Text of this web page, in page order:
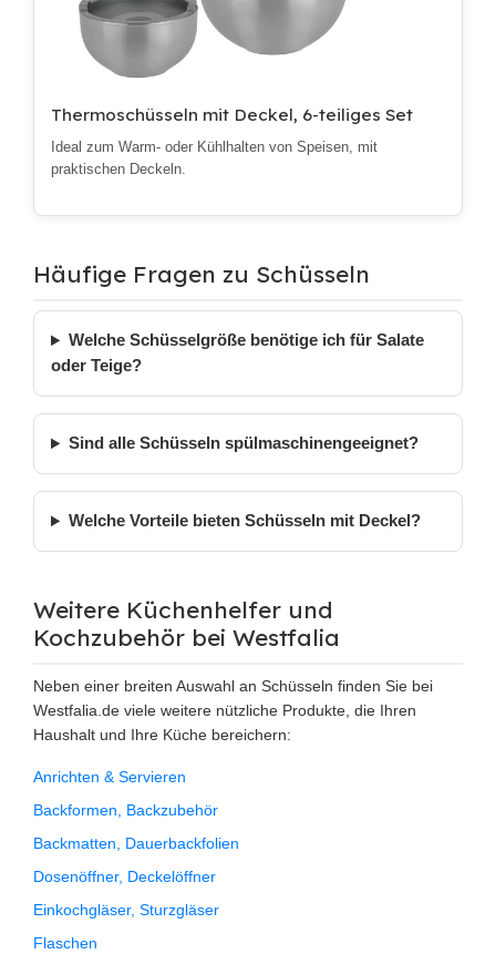
Thermoschüsseln mit Deckel, 6-teiliges Set
Ideal zum Warm- oder Kühlhalten von Speisen, mit
praktischen Deckeln.
Häufige Fragen zu Schüsseln
Welche Schüsselgröße benötige ich für Salate
oder Teige?
Sind alle Schüsseln spülmaschinengeeignet?
Welche Vorteile bieten Schüsseln mit Deckel?
Weitere Küchenhelfer und
Kochzubehör bei Westfalia
Neben einer breiten Auswahl an Schüsseln finden Sie bei
Westfalia.de viele weitere nützliche Produkte, die Ihren
Haushalt und Ihre Küche bereichern:
Anrichten & Servieren
Backformen, Backzubehör
Backmatten, Dauerbackfolien
Dosenöffner, Deckelöffner
Einkochgläser, Sturzgläser
Flaschen